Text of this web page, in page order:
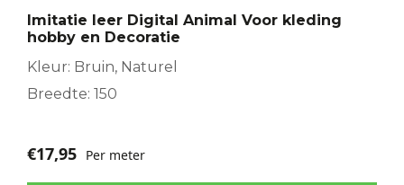
Imitatie leer Digital Animal Voor kleding
hobby en Decoratie
Kleur: Bruin, Naturel
Breedte: 150
€17,95 Per meter